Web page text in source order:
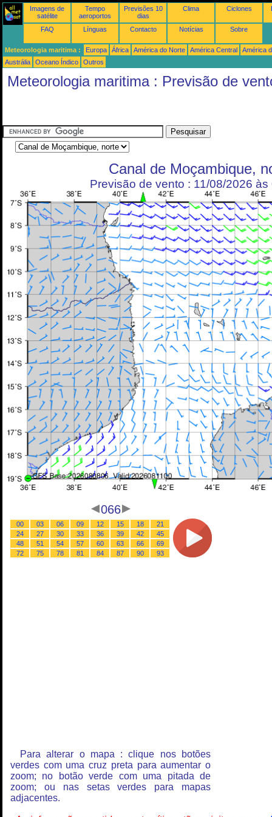
Imagens de
satélite
Tempo
aeroportos
Previsões 10
dias
Clima Ciclones
FAQ Línguas Contacto Notícias Sobre
Meteorologia maritima : Europa África América do Norte América Central
América
Austrália
Oceano Índico Outros
Meteorologia maritima : Previsão de
Canal de Moçambique,
Previsão de vento : 11/08/2026 às
066
00 03 06 09 12 15 18
21
24
27 30 33 36 39 42
45
48
51 54 57 60 63 66
69
72
75 78 81 84 87 90 93
Para alterar o mapa : clique nos botões
verdes com uma cruz preta para aumentar o
zoom; no botão verde com uma pitada de
zoom; ou nas setas verdes para mapas
adjacentes.